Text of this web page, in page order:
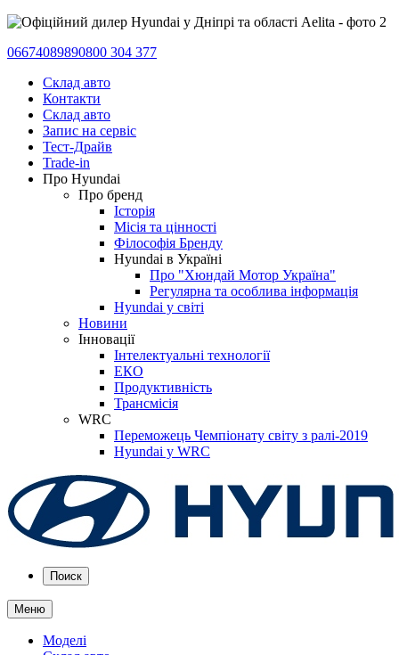
06674089890800 304 377
Склад авто
Контакти
Склад авто
Запис на сервіс
Тест-Драйв
Trade-in
Про Hyundai
Про бренд
Історія
Місія та цінності
Філософія Бренду
Hyundai в Україні
Про "Хюндай Мотор Україна"
Регулярна та особлива інформація
Hyundai у світі
Новини
Інновації
Інтелектуальні технології
ЕКО
Продуктивність
Трансмісія
WRC
Переможець Чемпіонату світу з ралі-2019
Hyundai у WRC
Поиск
Меню
Моделі